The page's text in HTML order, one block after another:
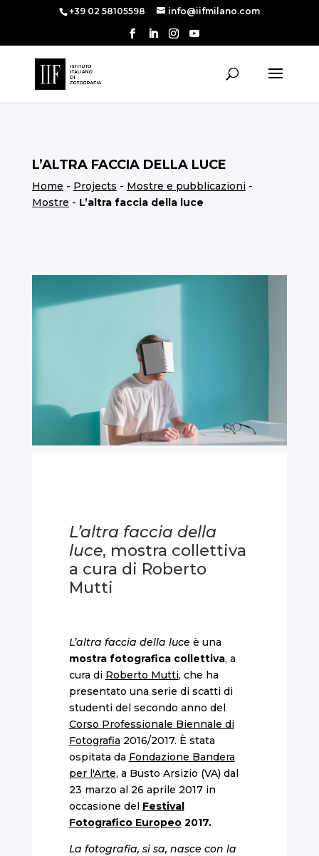
+39 02 58105598 info@iifmilano.com
L’ALTRA FACCIA DELLA LUCE
Home - Projects - Mostre e pubblicazioni-
Mostre - L’altra faccia della luce
L’altra faccia della
luce, mostra collettiva
a cura di Roberto
Mutti
L’altra faccia della luce è una
mostra fotografica collettiva, a
cura di Roberto Mutti, che ha
presentato una serie di scatti di
studenti del secondo anno del
Corso Professionale Biennale di
Fotografia 2016/2017. È stata
ospitata da Fondazione Bandera
per l'Arte, a Busto Arsizio (VA) dal
23 marzo al 26 aprile 2017 in
occasione del Festival
Fotografico Europeo2017.
La fotografia, si sa, nasce con la